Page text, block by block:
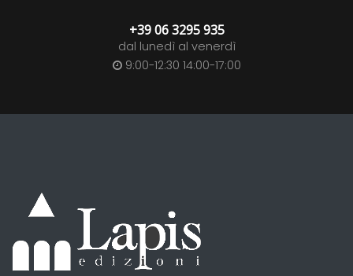
+39 06 3295 935
dal lunedì al venerdì
9:00-12:30 14:00-17:00